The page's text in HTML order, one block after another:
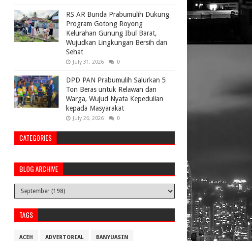
RS AR Bunda Prabumulih Dukung
Program Gotong Royong
Kelurahan Gunung Ibul Barat,
Wujudkan Lingkungan Bersih dan
Sehat
July 31, 2026 0
DPD PAN Prabumulih Salurkan 5
Ton Beras untuk Relawan dan
Warga, Wujud Nyata Kepedulian
kepada Masyarakat
July 26, 2026 0
CATEGORIES
BLOG ARCHIVE
TAGS
ACEH ADVERTORIAL BANYUASIN